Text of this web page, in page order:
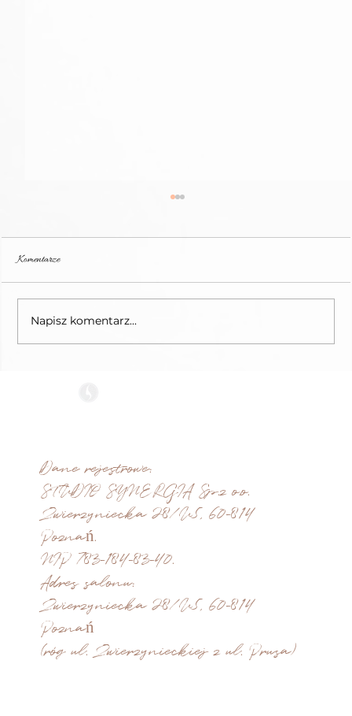
Komentarze
Napisz komentarz...
Dane rejestrowe:
STUDIO SYNERGIA Sp.z o.o.
Zwierzyniecka 28/U5, 60-814
Poznań.
NIP 783-184-83-40.
Adres salonu:
Zwierzyniecka 28/U5, 60-814
Poznań
(róg ul. Zwierzynieckiej z ul. Prusa)